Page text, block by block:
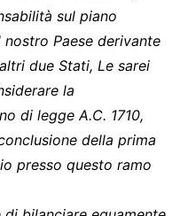
sul piano
Paese derivante
due Stati, Le sarei
la
di legge A.C. 1710,
della prima
presso questo ramo